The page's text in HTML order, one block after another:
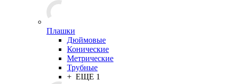
Плашки
Дюймовые
Конические
Метрические
Трубные
+ ЕЩЕ 1